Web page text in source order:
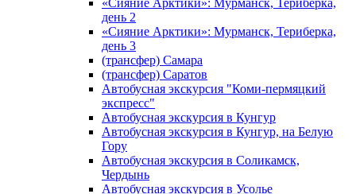
«Сияние Арктики»: Мурманск, Териберка,
день 2
«Сияние Арктики»: Мурманск, Териберка,
день 3
(трансфер) Самара
(трансфер) Саратов
Автобусная экскурсия "Коми-пермяцкий
экспресс"
Автобусная экскурсия в Кунгур
Автобусная экскурсия в Кунгур, на Белую
Гору
Автобусная экскурсия в Соликамск,
Чердынь
Автобусная экскурсия в Усолье